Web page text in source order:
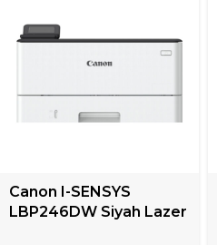
Canon I-SENSYS
LBP246DW Siyah Lazer